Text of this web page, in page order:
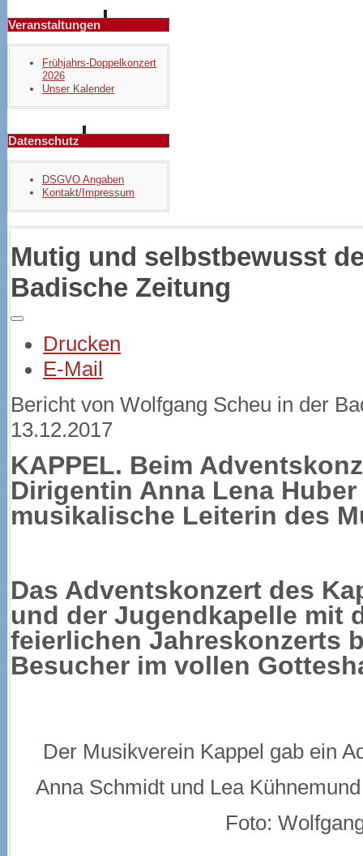
Veranstaltungen
Frühjahrs-Doppelkonzert
2026
Unser Kalender
Datenschutz
DSGVO Angaben
Kontakt/Impressum
Mutig und selbstbewusst
Badische Zeitung
Drucken
E-Mail
Bericht von Wolfgang Scheu in der
13.12.2017
KAPPEL. Beim
Dirigentin Anna Lena
musikalische Leiterin des
Das Adventskonzert des
und der Jugendkapelle mit
feierlichen Jahreskonzerts
Besucher im vollen
Der Musikverein Kappel gab ein
Anna Schmidt und Lea
Foto: